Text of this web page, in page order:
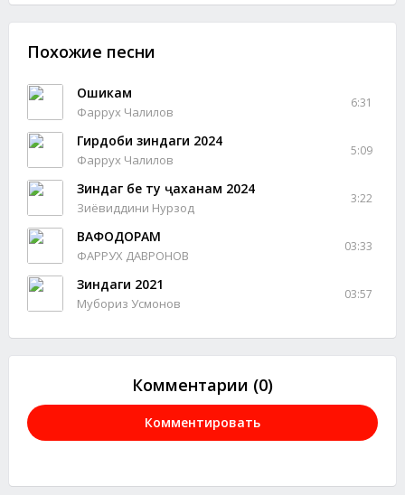
Похожие песни
Ошикам
Фаррух Чалилов
6:31
Гирдоби зиндаги 2024
Фаррух Чалилов
5:09
Зиндагӣ бе ту ҷаханам 2024
Зиёвиддини Нурзод
3:22
ВАФОДОРАМ
ФАРРУХ ДАВРОНОВ
03:33
Зиндаги 2021
Мубориз Усмонов
03:57
Комментарии (0)
Комментировать